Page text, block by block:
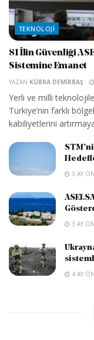
TEKNOLOJI
81 İlin Güvenliği
Sistemine Emanet
YAZAN KÜBRA DEMIRBAŞ
Yerli ve milli
Türkiye’nin farklı
kabiliyetlerini
3 AY
3 AY
4 AY